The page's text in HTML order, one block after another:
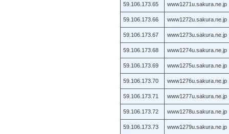
59.106.173.65 www1271u.sakura.ne.jp
59.106.173.66 www1272u.sakura.ne.jp
59.106.173.67 www1273u.sakura.ne.jp
59.106.173.68 www1274u.sakura.ne.jp
59.106.173.69 www1275u.sakura.ne.jp
59.106.173.70 www1276u.sakura.ne.jp
59.106.173.71 www1277u.sakura.ne.jp
59.106.173.72 www1278u.sakura.ne.jp
59.106.173.73 www1279u.sakura.ne.jp